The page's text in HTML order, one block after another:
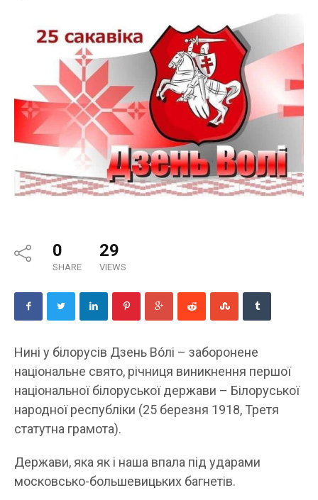
0
SHARE
29
VIEWS
Нині у білорусів Дзень Во́лі – заборонене
національне свято, річниця виникнення першої
національної білоруської держави – Білоруської
народної республіки (25 березня 1918, Третя
статутна грамота).
Держави, яка як і наша впала під ударами
московсько-большевицьких багнетів.